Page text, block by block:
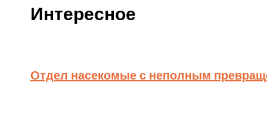
Интересное
Отдел насекомые с неполным